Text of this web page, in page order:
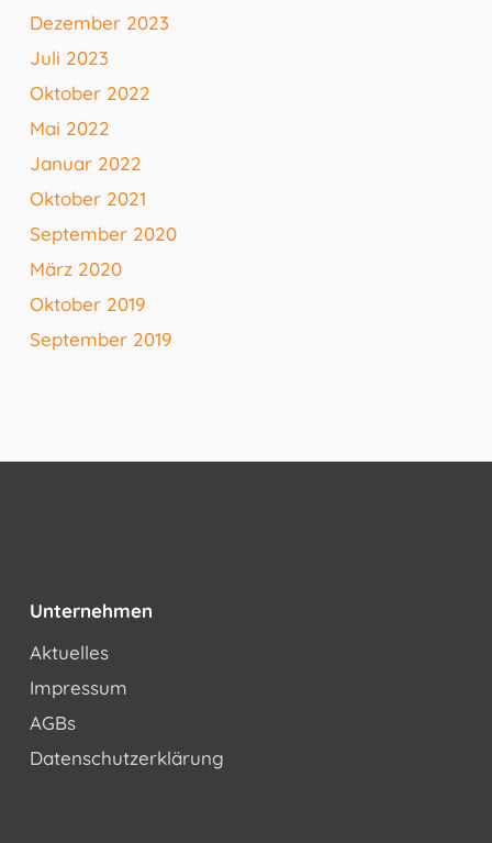
Dezember 2023
Juli 2023
Oktober 2022
Mai 2022
Januar 2022
Oktober 2021
September 2020
März 2020
Oktober 2019
September 2019
Unternehmen
Aktuelles
Impressum
AGBs
Datenschutzerklärung